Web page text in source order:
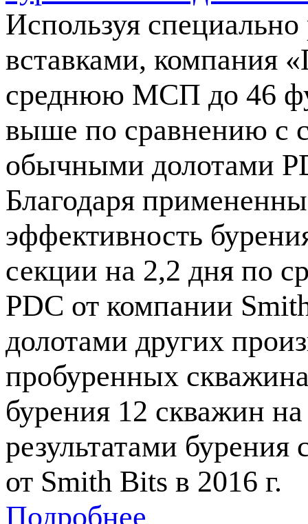
Используя
вставками, компания
среднюю МСП до 46
выше по сравнению с
обычными долотами
Благодаря
эффективность
секции на 2,2 дня по
PDC от компании
долотами других
пробуренных
бурения 12 скважин
результатами
от Smith Bits в 2016 г.
Подробнее